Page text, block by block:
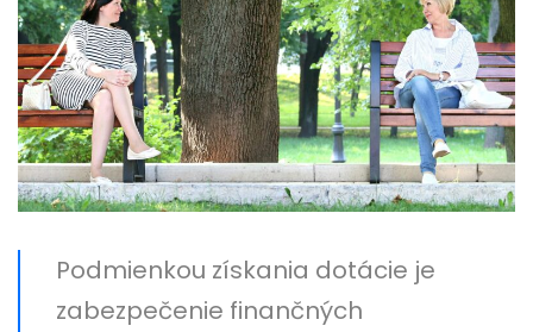
Podmienkou získania dotácie je
zabezpečenie finančných